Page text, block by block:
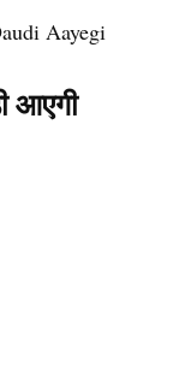
Aayegi
आएगी